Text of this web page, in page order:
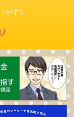
やすく